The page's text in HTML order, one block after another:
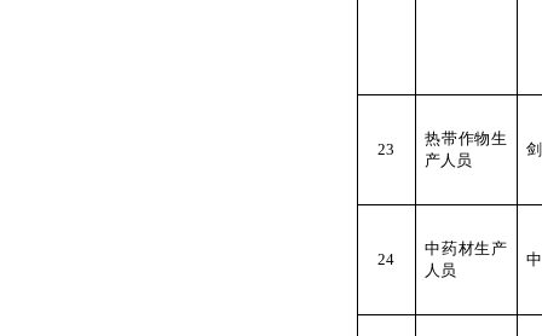
23
热带作物生
产人员
24
中药材生产
人员